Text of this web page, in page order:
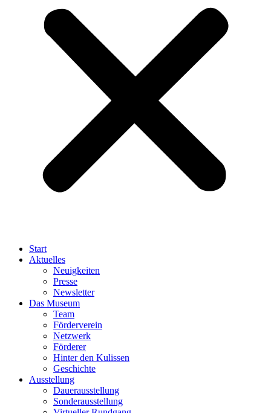
Start
Aktuelles
Neuigkeiten
Presse
Newsletter
Das Museum
Team
Förderverein
Netzwerk
Förderer
Hinter den Kulissen
Geschichte
Ausstellung
Dauerausstellung
Sonderausstellung